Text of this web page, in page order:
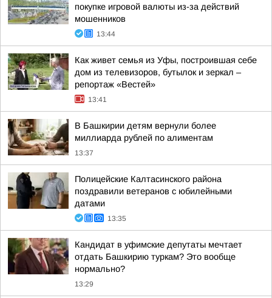
покупке игровой валюты из-за действий
мошенников
13:44
Как живет семья из Уфы, построившая себе
дом из телевизоров, бутылок и зеркал –
репортаж «Вестей»
13:41
В Башкирии детям вернули более
миллиарда рублей по алиментам
13:37
Полицейские Калтасинского района
поздравили ветеранов с юбилейными
датами
13:35
Кандидат в уфимские депутаты мечтает
отдать Башкирию туркам? Это вообще
нормально?
13:29